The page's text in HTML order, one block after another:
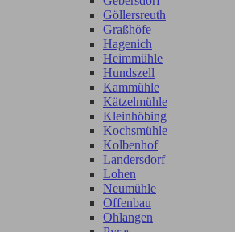
Göllersreuth
Graßhöfe
Hagenich
Heimmühle
Hundszell
Kammühle
Kätzelmühle
Kleinhöbing
Kochsmühle
Kolbenhof
Landersdorf
Lohen
Neumühle
Offenbau
Ohlangen